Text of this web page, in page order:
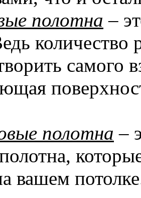
полотна –
количество
самого
полотна –
вашем